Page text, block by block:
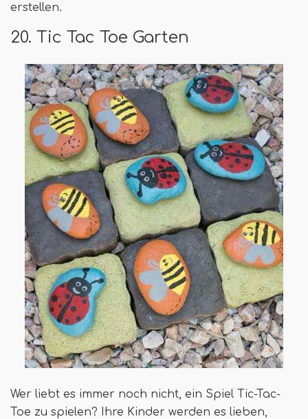
erstellen.
20. Tic Tac Toe Garten
Wer liebt es immer noch nicht, ein Spiel Tic-Tac-
Toe zu spielen? Ihre Kinder werden es lieben,